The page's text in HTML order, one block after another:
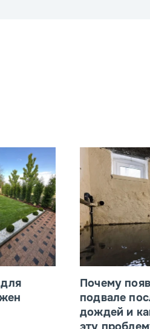
Почему
подвале
дождей и